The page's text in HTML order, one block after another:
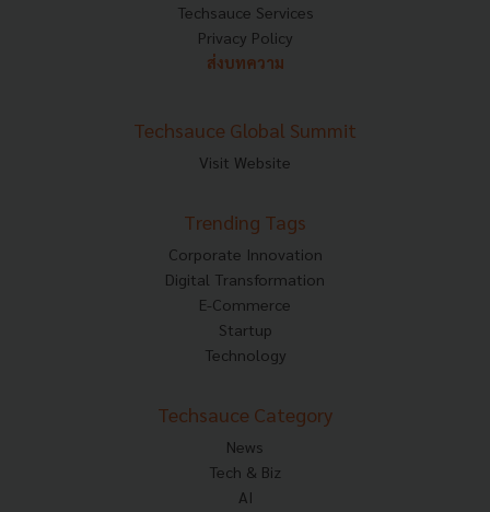
Techsauce Services
Privacy Policy
ส่งบทความ
Techsauce Global Summit
Visit Website
Trending Tags
Corporate Innovation
Digital Transformation
E-Commerce
Startup
Technology
Techsauce Category
News
Tech & Biz
AI